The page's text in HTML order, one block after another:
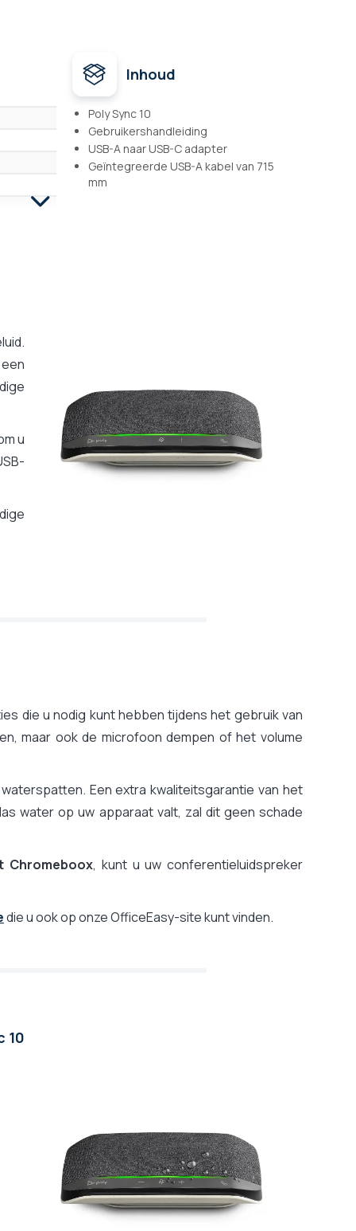
Inhoud
Poly Sync 10
Gebruikershandleiding
USB-A naar USB-C adapter
Geïntegreerde USB-A kabel van 715
mm
u
die u nodig kunt hebben tijdens het gebruik van
maar ook de microfoon dempen of het volume
Een extra kwaliteitsgarantie van het
water op uw apparaat valt, zal dit geen schade
Chromeboox, kunt u uw conferentieluidspreker
die u ook op onze OfficeEasy-site kunt vinden.
10